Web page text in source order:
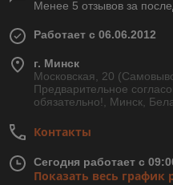
Менее 5 отзывов за
Работает с 06.06.2012
г. Минск
Московская, 20
Предварительное
обязательно!, Минск,
Контакты
Сегодня работает с
Показать весь график